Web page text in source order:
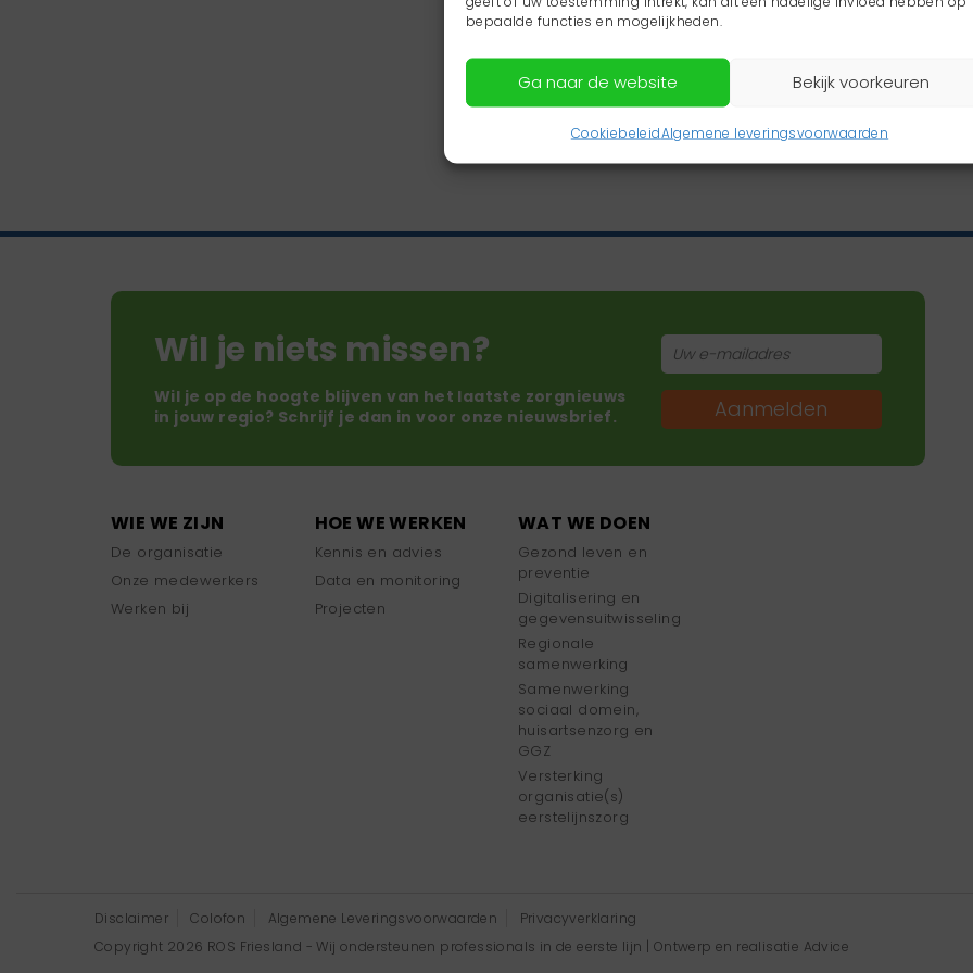
bepaalde functies en mogelijkheden.
Ga naar de website Bekijk voorkeuren
CookiebeleidAlgemene leveringsvoorwaarden
Wil je niets missen?
Wil je op de hoogte blijven van het laatste zorgnieuws
in jouw regio? Schrijf je dan in voor onze nieuwsbrief.
Aanmelden
WIE WE ZIJN
De organisatie
Onze medewerkers
Werken bij
HOE WE WERKEN
Kennis en advies
Data en monitoring
Projecten
WAT WE DOEN
Gezond leven en
preventie
Digitalisering en
gegevensuitwisseling
Regionale
samenwerking
Samenwerking
sociaal domein,
huisartsenzorg en
GGZ
Versterking
organisatie(s)
eerstelijnszorg
Disclaimer Colofon Algemene Leveringsvoorwaarden
Privacyverklaring
Copyright 2026 ROS Friesland - Wij ondersteunen professionals in de eerste lijn | Ontwerp en realisatie Advice